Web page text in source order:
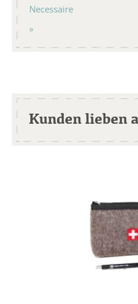
Necessaire
Kunden lieben